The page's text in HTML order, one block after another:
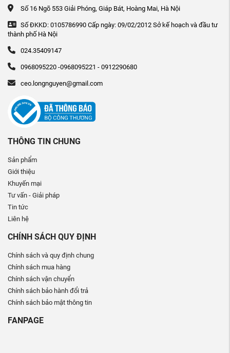
Số 16 Ngõ 553 Giải Phóng, Giáp Bát, Hoàng Mai, Hà Nội
Số ĐKKD: 0105786990 Cấp ngày: 09/02/2012 Sở kế hoạch và đầu tư
thành phố Hà Nội
024.35409147
0968095220 -0968095221 - 0912290680
ceo.longnguyen@gmail.com
THÔNG TIN CHUNG
Sản phẩm
Giới thiệu
Khuyến mại
Tư vấn - Giải pháp
Tin tức
Liên hệ
CHÍNH SÁCH QUY ĐỊNH
Chính sách và quy định chung
Chính sách mua hàng
Chính sách vận chuyển
Chính sách bảo hành đổi trả
Chính sách bảo mật thông tin
FANPAGE